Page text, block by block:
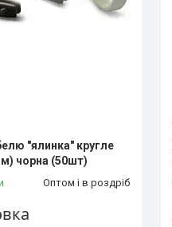
"ялинка" кругле
чорна (50шт)
Оптом і в роздріб